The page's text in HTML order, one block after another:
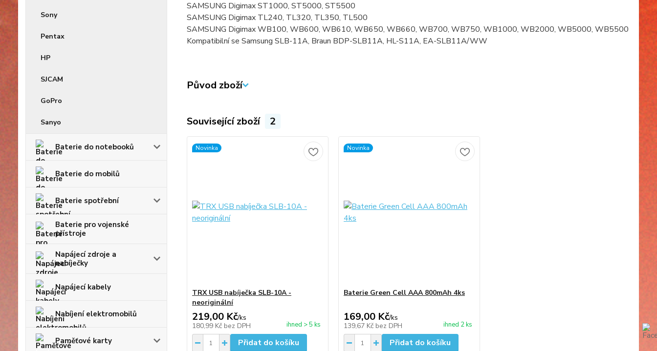
Sony
Pentax
HP
SJCAM
GoPro
Sanyo
Baterie do notebooků
Baterie do mobilů
Baterie spotřební
Baterie pro vojenské
přístroje
Napájecí zdroje a
nabíječky
Napájecí kabely
Nabíjení elektromobilů
Paměťové karty
SAMSUNG Digimax ST1000, ST5000, ST5500
SAMSUNG Digimax TL240, TL320, TL350, TL500
SAMSUNG Digimax WB100, WB600, WB610, WB650, WB660, WB700, WB750, WB1000, WB2000, WB5000, WB5500
Kompatibilní se Samsung SLB-11A, Braun BDP-SLB11A, HL-S11A, EA-SLB11A/WW
Původ zboží
Související zboží 2
Novinka
TRX USB nabíječka SLB-10A -
neoriginální
219,00 Kč/ks
180,99 Kč bez DPH ihned > 5 ks
Přidat do košíku
Novinka
Baterie Green Cell AAA 800mAh 4ks
169,00 Kč/ks
139,67 Kč bez DPH ihned 2 ks
Přidat do košíku